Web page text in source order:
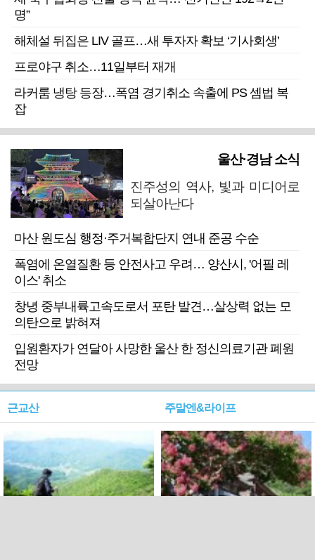
명”
해체설 뒤집은 LIV 골프…새 투자자 확보 ‘기사회생’
프로야구 취소…11일부터 재개
라커룸 냉탕 등장…폭염 경기취소 속출에 PS 셈법 복
잡
울산·경남 소식
진주성의 역사, 빛과 미디어로
되살아난다
마산 원도심 행정·주거복합단지 연내 준공 수순
폭염에 온열질환 등 안전사고 우려… 양산시, '어필 레
이스' 취소
창녕 중부내륙고속도로서 포탄 발견…살상력 없는 모
의탄으로 밝혀져
입원환자가 연달아 사망한 울산 한 정신의료기관 폐원
전망
근교산 주말엔&라이프